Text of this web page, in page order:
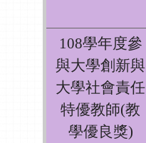
108學年度參
與大學創新與
大學社會責任
特優教師(教
學優良獎)